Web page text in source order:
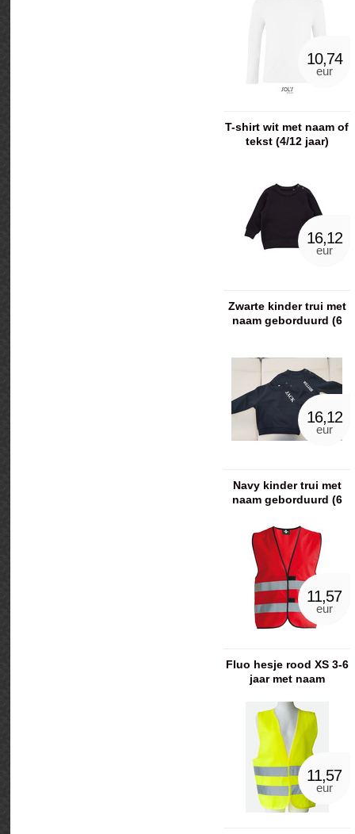
T-shirt wit met naam of
tekst (4/12 jaar)
10,74
eur
Zwarte kinder trui met
naam geborduurd (6
16,12
eur
Navy kinder trui met
naam geborduurd (6
16,12
eur
Fluo hesje rood XS 3-6
jaar met naam
11,57
eur
11,57
eur